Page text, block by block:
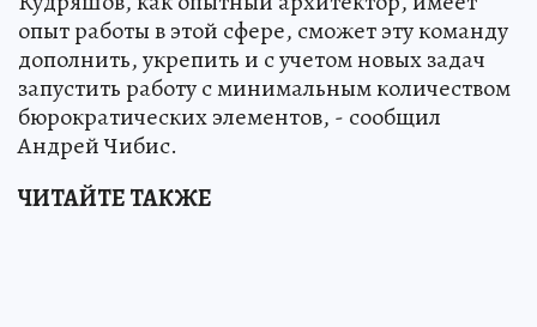
опыт работы в этой сфере, сможет эту команду
дополнить, укрепить и с учетом новых задач
запустить работу с минимальным количеством
бюрократических элементов, - сообщил
Андрей Чибис.
ЧИТАЙТЕ ТАКЖЕ